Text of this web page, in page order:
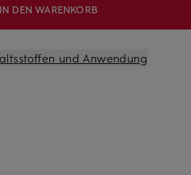
IN DEN WARENKORB
und Anwendung